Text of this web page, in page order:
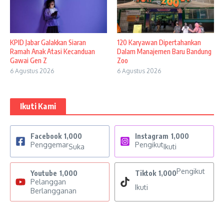
KPID Jabar Galakkan Siaran
Ramah Anak Atasi Kecanduan
Gawai Gen Z
6 Agustus 2026
120 Karyawan Dipertahankan
Dalam Manajemen Baru Bandung
Zoo
6 Agustus 2026
Ikuti Kami
Facebook 1,000
PenggemarSuka
Instagram 1,000
PengikutIkuti
Youtube 1,000
Pelanggan
Berlangganan
Tiktok 1,000Pengikut
Ikuti